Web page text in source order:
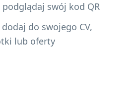
swój kod QR
do swojego CV,
lub oferty